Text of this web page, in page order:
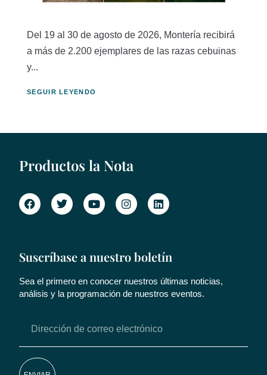
Del 19 al 30 de agosto de 2026, Montería recibirá
a más de 2.200 ejemplares de las razas cebuinas
y...
SEGUIR LEYENDO
Productos la Nota
Suscríbase a nuestro boletín
Sea el primero en conocer nuestros últimas noticias,
análisis y la programación de nuestros eventos.